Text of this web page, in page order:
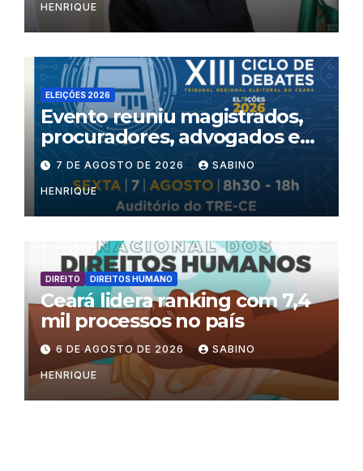
HENRIQUE
ELEIÇÕES 2026
Evento reuniu magistrados,
procuradores, advogados e
especialistas para debater
inteligência artificial,
criminalidade organizada e
violência política de gênero
no processo eleitoral
7 DE AGOSTO DE 2026 SABINO
HENRIQUE
DIREITO DIREITOS HUMANO
Ceará lidera ranking com 7,4
mil processos no país
6 DE AGOSTO DE 2026 SABINO
HENRIQUE